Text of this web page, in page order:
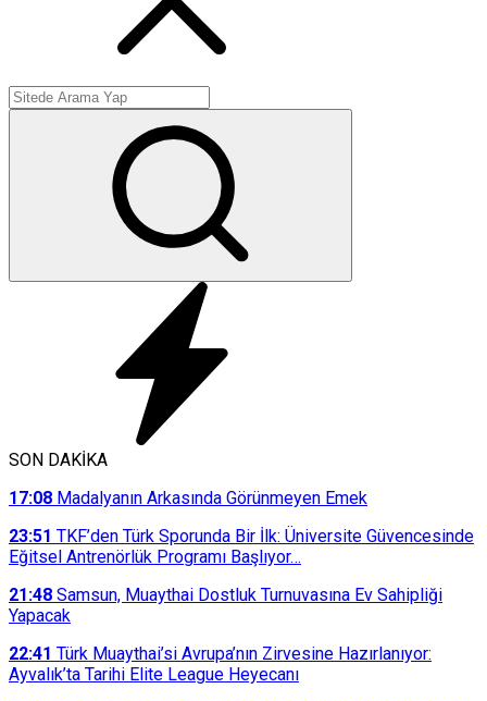
SON DAKİKA
17:08 Madalyanın Arkasında Görünmeyen Emek
23:51 TKF’den Türk Sporunda Bir İlk: Üniversite Güvencesinde
Eğitsel Antrenörlük Programı Başlıyor…
21:48 Samsun, Muaythai Dostluk Turnuvasına Ev Sahipliği
Yapacak
22:41 Türk Muaythai’si Avrupa’nın Zirvesine Hazırlanıyor:
Ayvalık’ta Tarihi Elite League Heyecanı